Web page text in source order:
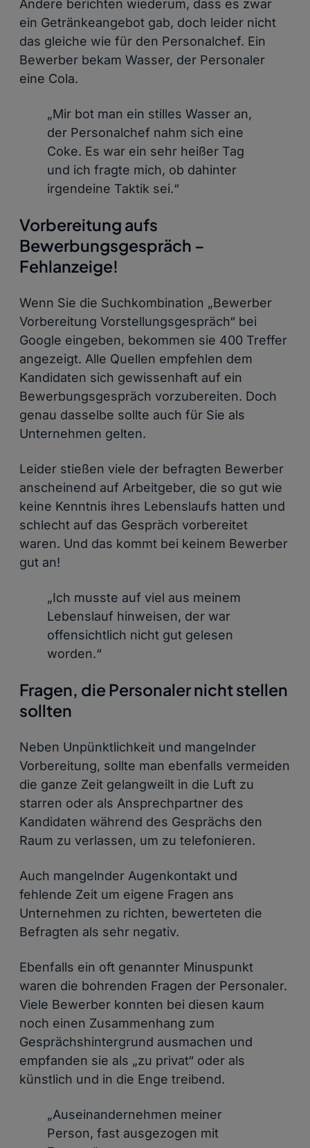
Andere berichten wiederum, dass es zwar
ein Getränkeangebot gab, doch leider nicht
das gleiche wie für den Personalchef. Ein
Bewerber bekam Wasser, der Personaler
eine Cola.
„Mir bot man ein stilles Wasser an,
der Personalchef nahm sich eine
Coke. Es war ein sehr heißer Tag
und ich fragte mich, ob dahinter
irgendeine Taktik sei.“
Vorbereitung aufs
Bewerbungsgespräch –
Fehlanzeige!
Wenn Sie die Suchkombination „Bewerber
Vorbereitung Vorstellungsgespräch“ bei
Google eingeben, bekommen sie 400 Treffer
angezeigt. Alle Quellen empfehlen dem
Kandidaten sich gewissenhaft auf ein
Bewerbungsgespräch vorzubereiten. Doch
genau dasselbe sollte auch für Sie als
Unternehmen gelten.
Leider stießen viele der befragten Bewerber
anscheinend auf Arbeitgeber, die so gut wie
keine Kenntnis ihres Lebenslaufs hatten und
schlecht auf das Gespräch vorbereitet
waren. Und das kommt bei keinem Bewerber
gut an!
„Ich musste auf viel aus meinem
Lebenslauf hinweisen, der war
offensichtlich nicht gut gelesen
worden.“
Fragen, die Personaler nicht stellen
sollten
Neben Unpünktlichkeit und mangelnder
Vorbereitung, sollte man ebenfalls vermeiden
die ganze Zeit gelangweilt in die Luft zu
starren oder als Ansprechpartner des
Kandidaten während des Gesprächs den
Raum zu verlassen, um zu telefonieren.
Auch mangelnder Augenkontakt und
fehlende Zeit um eigene Fragen ans
Unternehmen zu richten, bewerteten die
Befragten als sehr negativ.
Ebenfalls ein oft genannter Minuspunkt
waren die bohrenden Fragen der Personaler.
Viele Bewerber konnten bei diesen kaum
noch einen Zusammenhang zum
Gesprächshintergrund ausmachen und
empfanden sie als „zu privat“ oder als
künstlich und in die Enge treibend.
„Auseinandernehmen meiner
Person, fast ausgezogen mit